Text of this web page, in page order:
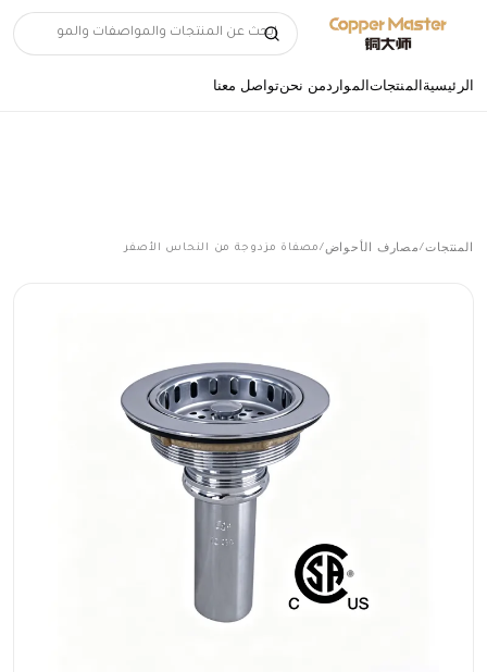
الرئيسيةالمنتجاتالمواردمن نحنتواصل معنا
المنتجات/مصارف الأحواض /مصفاة مزدوجة من النحاس الأصفر